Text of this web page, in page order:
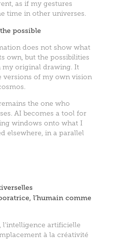
as if my gestures
time in other universes.
possible
does not show what
own, but the possibilities
my original drawing. It
versions of my own vision
the one who
AI becomes a tool for
windows onto what I
elsewhere, in a parallel
l’humain comme
l’intelligence artificielle
à la créativité